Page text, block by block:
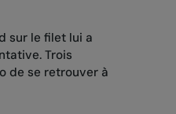
sur le filet lui a
Trois
de se retrouver à